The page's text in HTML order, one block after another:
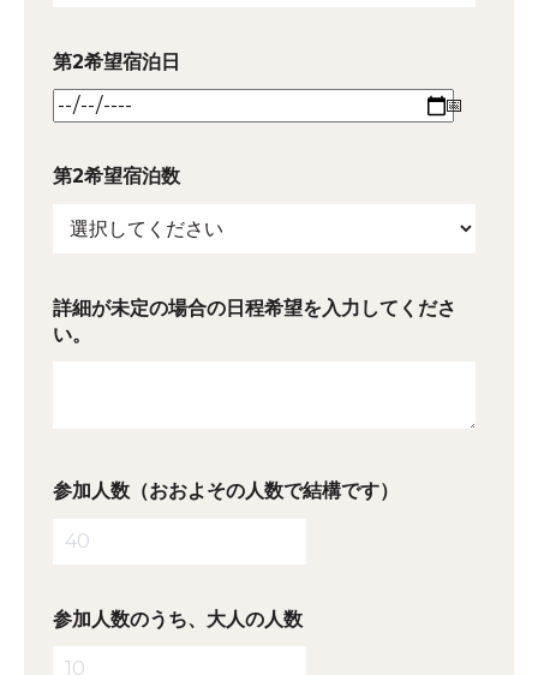
第2希望宿泊日
第2希望宿泊数
詳細が未定の場合の日程希望を入力してくださ
い。
参加人数（おおよその人数で結構です）
参加人数のうち、大人の人数